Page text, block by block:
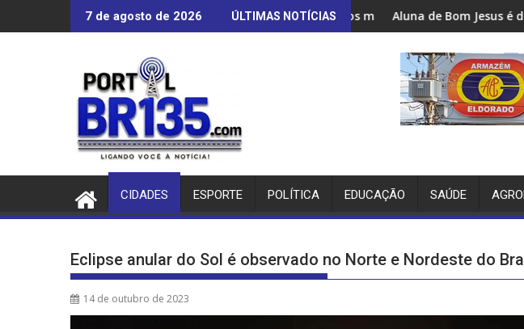
para
7 de agosto de 2026 ÚLTIMAS NOTÍCIASAluna de Bom Jesus é destaque
CIDADES ESPORTE POLÍTICA EDUCAÇÃO SAÚDE
Eclipse anular do Sol é observado no Norte e Nordeste do
14 de outubro de 2023